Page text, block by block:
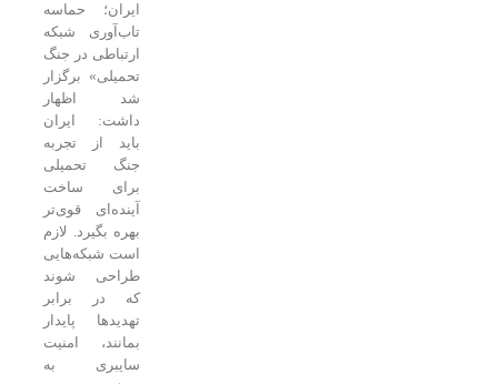
ایران؛ حماسه
تاب‌آوری شبکه
ارتباطی در جنگ
تحمیلی» برگزار
شد اظهار
داشت: ایران
باید از تجربه
جنگ تحمیلی
برای ساخت
آینده‌ای قوی‌تر
بهره بگیرد. لازم
است شبکه‌هایی
طراحی شوند
که در برابر
تهدیدها پایدار
بمانند، امنیت
سایبری به